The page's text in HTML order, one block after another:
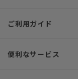
ご利用ガイド
便利なサービス